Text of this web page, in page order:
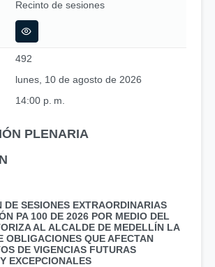
Recinto de sesiones
492
lunes, 10 de agosto de 2026
14:00 p. m.
PLENARIA
DE SESIONES EXTRAORDINARIAS
PA 100 DE 2026 POR MEDIO DEL
AL ALCALDE DE MEDELLÍN LA
OBLIGACIONES QUE AFECTAN
DE VIGENCIAS FUTURAS
EXCEPCIONALES